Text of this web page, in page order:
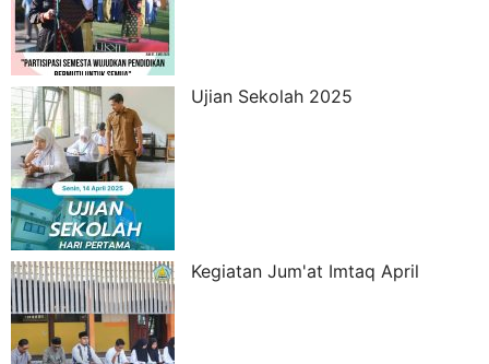
Ujian Sekolah 2025
Kegiatan Jum'at Imtaq April